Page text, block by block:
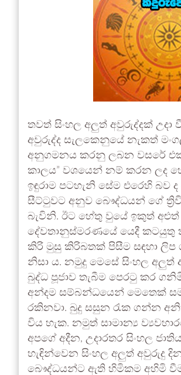
තවත් සිංහල අලුත් අවුරුද්දක්
අවුරුද්ද සැලකෙනුයේ නැකත්
අනුගමනය කරනු ලබන වසරේ
කාලය” වශයෙන් නම් කරන ලද
ඉඳුරාම පටහැනි සේම එරෙහි
සීට්ටුවට අනුව බෞද්ධයන් ගේ
බැවිනි. ඊට හේතු වුයේ ඉකුත් අළුත්
දේවතානුස්මරණයේ යෙදී කටයුතු
කිරි මුසු කිරිබතක් පිසීම සඳහා
නිසා ය. නමුදු මෙසේ සිංහල
බුද්ධ පූජාව තැබීම පෙරටු කර
අන්දම සම්බන්ධයෙන් මෙතෙක්
රකිනවා. බුදු සසුන රැක ගන්න
විය හැක. නමුත් සාමාන්‍ය
අපගේ අදීන, උදාරතර සිංහල
හැඳින්වෙන සිංහල අලුත් අවුරුදු
බෞද්ධයන්ට ඇති හිමිකම අහිමි